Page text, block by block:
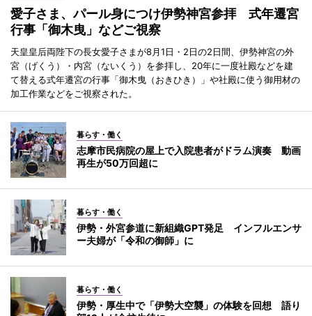
愛子さま、パール身につけ伊勢神宮参拝 式年遷宮
行事「御木曳」などご視察
天皇皇后両陛下の長女愛子さまが8月1日・2日の2日間、伊勢神宮の外
宮（げくう）・内宮（ないくう）を参拝し、20年に一度社殿などを建
て替える式年遷宮の行事「御木曳（おきひき）」や社殿に使う御用材の
加工作業などをご視察された。
暮らす・働く
志摩市民病院の屋上で入院患者がドラム演奏 動画
再生が50万回超に
暮らす・働く
伊勢・外宮参道に新組織GPT発足 インフルエンサ
ー夫婦が「令和の御師」に
暮らす・働く
伊勢・厚生中で「伊勢大空襲」の体験を回想 語り